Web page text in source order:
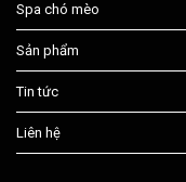
Spa chó mèo
Sản phẩm
Tin tức
Liên hệ